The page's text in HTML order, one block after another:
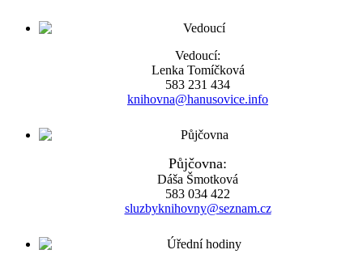
Vedoucí:
Lenka Tomíčková
583 231 434
knihovna@hanusovice.info
Půjčovna:
Dáša Šmotková
583 034 422
sluzbyknihovny@seznam.cz